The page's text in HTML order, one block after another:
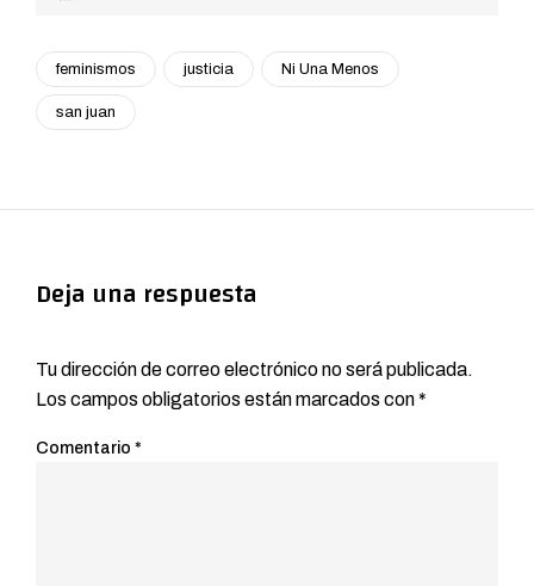
feminismos justicia Ni Una Menos
san juan
Deja una respuesta
Tu dirección de correo electrónico no será publicada.
Los campos obligatorios están marcados con*
Comentario *